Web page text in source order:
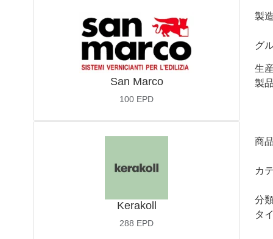
San Marco
100 EPD
Kerakoll
288 EPD
製
グ
生
製
商
カ
分
タ